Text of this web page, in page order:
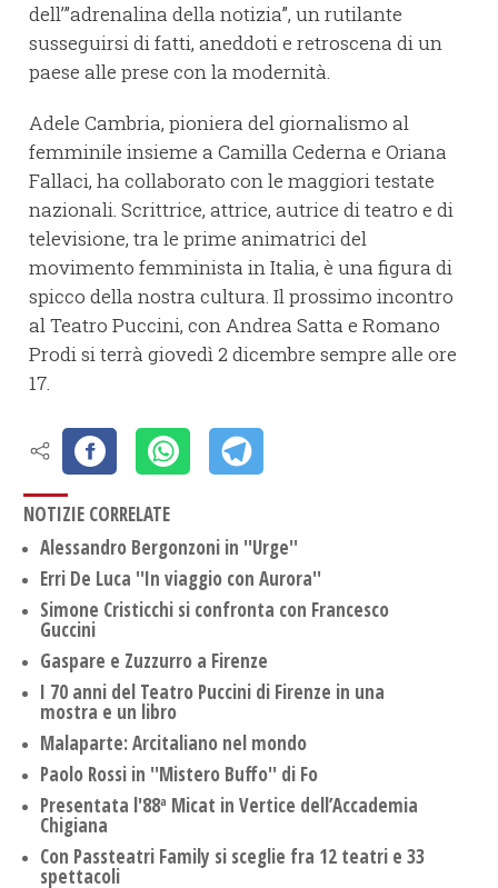
dell’”adrenalina della notizia”, un rutilante
susseguirsi di fatti, aneddoti e retroscena di un
paese alle prese con la modernità.
Adele Cambria, pioniera del giornalismo al
femminile insieme a Camilla Cederna e Oriana
Fallaci, ha collaborato con le maggiori testate
nazionali. Scrittrice, attrice, autrice di teatro e di
televisione, tra le prime animatrici del
movimento femminista in Italia, è una figura di
spicco della nostra cultura. Il prossimo incontro
al Teatro Puccini, con Andrea Satta e Romano
Prodi si terrà giovedì 2 dicembre sempre alle ore
17.
NOTIZIE CORRELATE
Alessandro Bergonzoni in ''Urge''
Erri De Luca ''In viaggio con Aurora''
Simone Cristicchi si confronta con Francesco
Guccini
Gaspare e Zuzzurro a Firenze
I 70 anni del Teatro Puccini di Firenze in una
mostra e un libro
Malaparte: Arcitaliano nel mondo
Paolo Rossi in ''Mistero Buffo'' di Fo
Presentata l'88ª Micat in Vertice dell’Accademia
Chigiana
Con Passteatri Family si sceglie fra 12 teatri e 33
spettacoli